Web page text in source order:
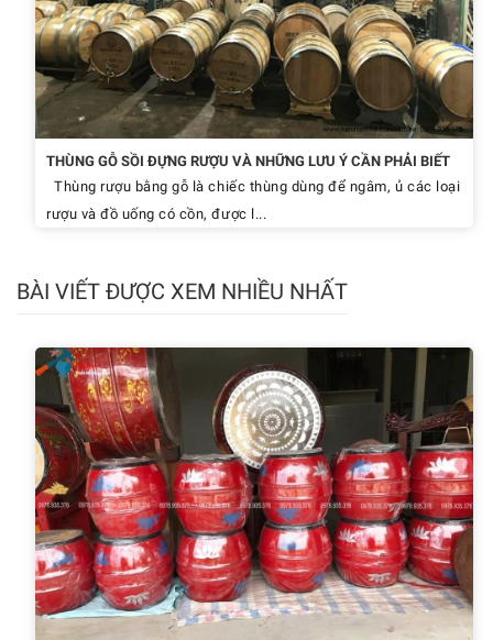
THÙNG GỖ SỒI ĐỰNG RƯỢU VÀ NHỮNG LƯU Ý CẦN PHẢI BIẾT
Thùng rượu bằng gỗ là chiếc thùng dùng để ngâm, ủ các loại
rượu và đồ uống có cồn, được l...
BÀI VIẾT ĐƯỢC XEM NHIỀU NHẤT